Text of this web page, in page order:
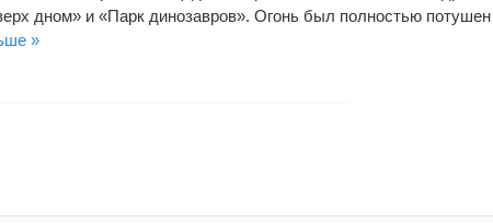
дном» и «Парк динозавров». Огонь был полностью потушен
»